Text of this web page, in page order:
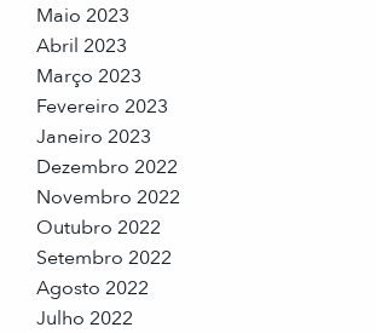
Maio 2023
Abril 2023
Março 2023
Fevereiro 2023
Janeiro 2023
Dezembro 2022
Novembro 2022
Outubro 2022
Setembro 2022
Agosto 2022
Julho 2022